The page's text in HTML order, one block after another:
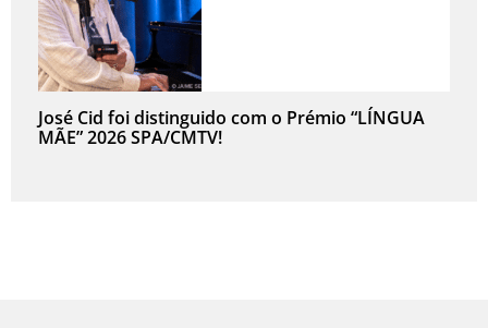
José Cid foi distinguido com o Prémio “LÍNGUA
MÃE” 2026 SPA/CMTV!